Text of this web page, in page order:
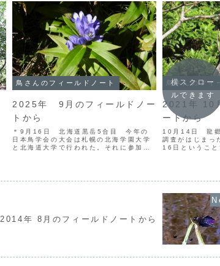
鳥さんのフィールドノート
2025年 9月のフィールドノー
トから
＊9月16日 北海道黒岳5合目 今年の
日本鳥学会の大会は札幌の北海学園大学
と北海道大学で行われた。それに参加し
鳥さんのフィ
2021年 10
ートから
10月14日 龍郷
調査がはじまっ
16日ということ
横スクロー
ルできます
2014年 8月のフィールドノートから